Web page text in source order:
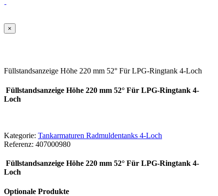
×
Füllstandsanzeige Höhe 220 mm 52° Für LPG-Ringtank 4-Loch
Füllstandsanzeige Höhe 220 mm 52° Für LPG-Ringtank 4-
Loch
Kategorie: Tankarmaturen Radmuldentanks 4-Loch
Referenz: 407000980
Füllstandsanzeige Höhe 220 mm 52° Für LPG-Ringtank 4-
Loch
Optionale Produkte